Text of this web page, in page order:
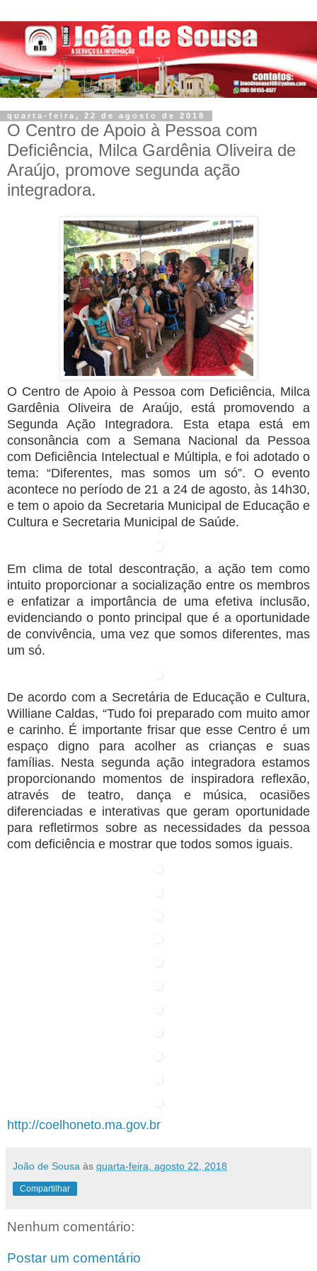
quarta-feira, 22 de agosto de 2018
O Centro de Apoio à Pessoa com
Deficiência, Milca Gardênia Oliveira de
Araújo, promove segunda ação
integradora.
O Centro de Apoio à Pessoa com Deficiência, Milca
Gardênia Oliveira de Araújo, está promovendo a
Segunda Ação Integradora. Esta etapa está em
consonância com a Semana Nacional da Pessoa
com Deficiência Intelectual e Múltipla, e foi adotado o
tema: “Diferentes, mas somos um só”. O evento
acontece no período de 21 a 24 de agosto, às 14h30,
e tem o apoio da Secretaria Municipal de Educação e
Cultura e Secretaria Municipal de Saúde.
Em clima de total descontração, a ação tem como
intuito proporcionar a socialização entre os membros
e enfatizar a importância de uma efetiva inclusão,
evidenciando o ponto principal que é a oportunidade
de convivência, uma vez que somos diferentes, mas
um só.
De acordo com a Secretária de Educação e Cultura,
Williane Caldas, “Tudo foi preparado com muito amor
e carinho. É importante frisar que esse Centro é um
espaço digno para acolher as crianças e suas
famílias. Nesta segunda ação integradora estamos
proporcionando momentos de inspiradora reflexão,
através de teatro, dança e música, ocasiões
diferenciadas e interativas que geram oportunidade
para refletirmos sobre as necessidades da pessoa
com deficiência e mostrar que todos somos iguais.
http://coelhoneto.ma.gov.br
João de Sousa às quarta-feira, agosto 22, 2018
Compartilhar
Nenhum comentário:
Postar um comentário